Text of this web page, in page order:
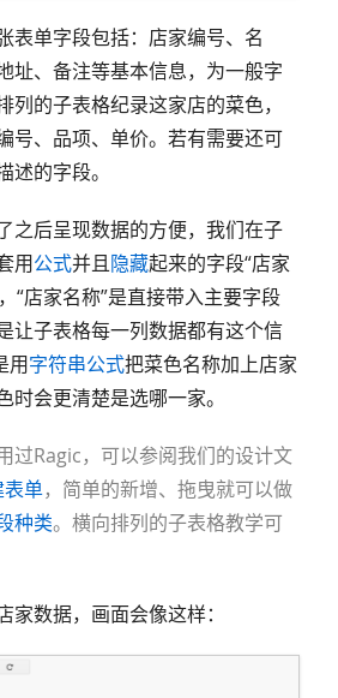
表单字段包括：店家编号、名
址、备注等基本信息，为一般字
列的子表格纪录这家店的菜色，
号、品项、单价。若有需要还可
述的字段。
之后呈现数据的方便，我们在子
用公式并且隐藏起来的字段“店家
“店家名称”是直接带入主要字段
让子表格每一列数据都有这个信
用字符串公式把菜色名称加上店家
时会更清楚是选哪一家。
过Ragic，可以参阅我们的设计文
单，简单的新增、拖曳就可以做
种类。横向排列的子表格教学可
家数据，画面会像这样：